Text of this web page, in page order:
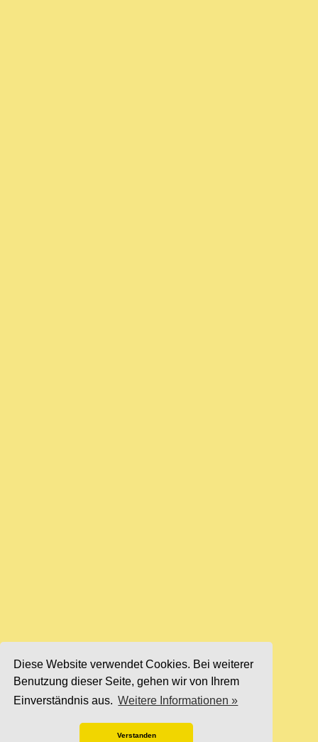
Diese Website verwendet Cookies. Bei weiterer
Benutzung dieser Seite, gehen wir von Ihrem
Einverständnis aus. Weitere Informationen »
Verstanden